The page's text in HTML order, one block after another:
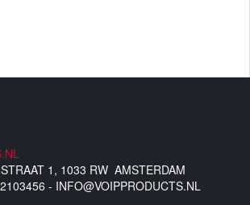
1, 1033 RW AMSTERDAM
- INFO@VOIPPRODUCTS.NL